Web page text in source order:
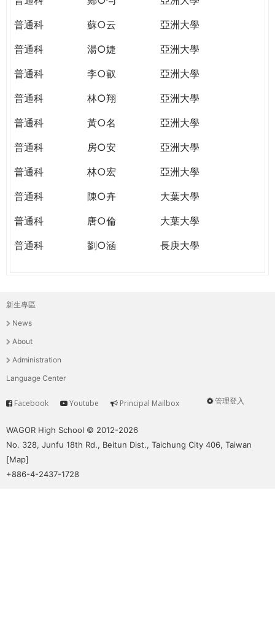
普通科
蘇○云
亞洲大學
普通科
湯○婕
亞洲大學
普通科
李○叡
亞洲大學
普通科
林○翔
亞洲大學
普通科
黃○名
亞洲大學
普通科
房○安
亞洲大學
普通科
林○宏
亞洲大學
普通科
陳○卉
大葉大學
普通科
唐○倫
大葉大學
普通科
劉○涵 長庚大學
主
選
單
新生專區
News
About
Administration
Language Center
User
管理登入
Service
Facebook Youtube Principal Mailbox
WAGOR High School © 2012-2026
No. 328, Junfu 18th Rd., Beitun Dist., Taichung City 406, Taiwan
[Map]
+886-4-2437-1728